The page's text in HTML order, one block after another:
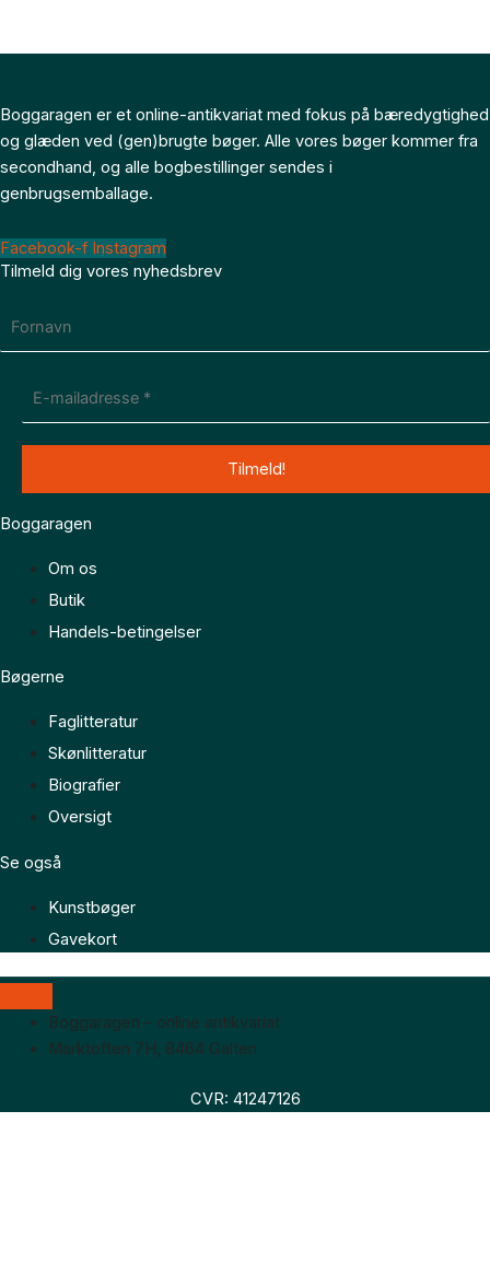
Boggaragen er et online-antikvariat med fokus på bæredygtighed
og glæden ved (gen)brugte bøger. Alle vores bøger kommer fra
secondhand, og alle bogbestillinger sendes i
genbrugsemballage.
Facebook-f Instagram
Tilmeld dig vores nyhedsbrev
Boggaragen
Om os
Butik
Handels-betingelser
Bøgerne
Faglitteratur
Skønlitteratur
Biografier
Oversigt
Se også
Kunstbøger
Gavekort
Boggaragen – online antikvariat
Marktoften 7H, 8464 Galten
CVR: 41247126